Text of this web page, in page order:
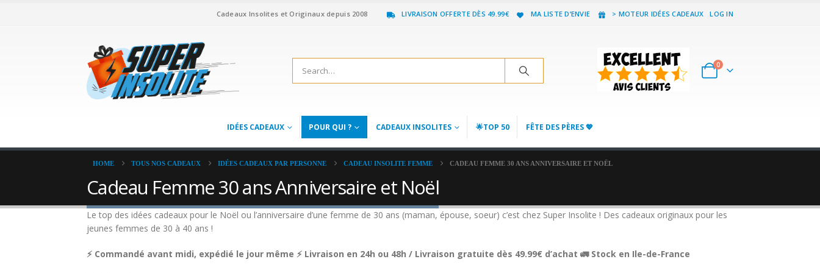
Cadeaux Insolites et Originaux depuis 2008 LIVRAISON OFFERTE DÈS 49.99€ MA LISTE D’ENVIE > MOTEUR IDÉES CADEAUX LOG IN
0
IDÉES CADEAUX POUR QUI ? CADEAUX INSOLITES 🌟TOP 50 FÊTE DES PÈRES 💖
HOME TOUS NOS CADEAUX IDÉES CADEAUX PAR PERSONNE CADEAU INSOLITE FEMME CADEAU FEMME 30 ANS ANNIVERSAIRE ET NOËL
Cadeau Femme 30 ans Anniversaire et Noël
Le top des idées cadeaux pour le Noël ou l’anniversaire d’une femme de 30 ans (maman, épouse, soeur) c’est chez Super Insolite ! Des cadeaux originaux pour les
jeunes femmes de 30 à 40 ans !
⚡ Commandé avant midi, expédié le jour même ⚡ Livraison en 24h ou 48h / Livraison gratuite dès 49.99€ d’achat 🚛 Stock en Ile-de-France